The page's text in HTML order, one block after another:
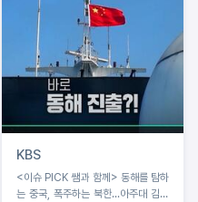
KBS
<이슈 PICK 쌤과 함께> 동해를 탐하
는 중국, 폭주하는 북한...아주대 김흥